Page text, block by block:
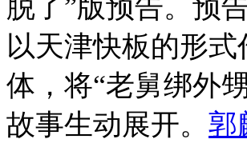
脱了”版预告。预
以天津快板的形式
体，将“老舅绑外
故事生动展开。 郭